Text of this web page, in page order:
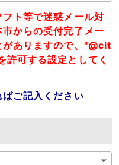
ト等で迷惑メール対
からの受付完了メー
ありますので、"@cit
可する設定としてく
ご記入ください